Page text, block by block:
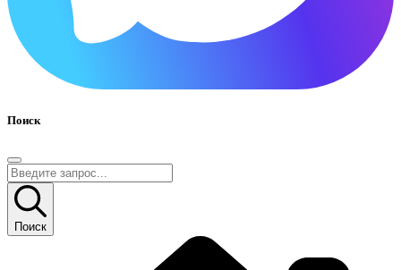
Поиск
Поиск